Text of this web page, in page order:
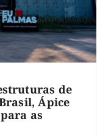
de
Ápice
as